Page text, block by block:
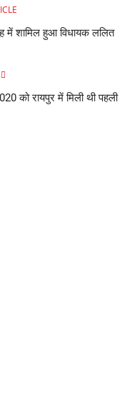
में शामिल हुआ विधायक ललित
को रायपुर में मिली थी पहली